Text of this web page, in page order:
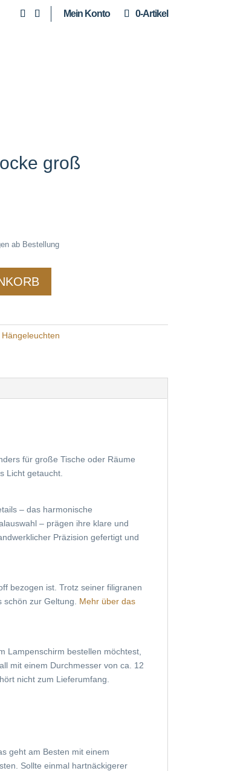
Mein Konto 0-Artikel
groß
ab Bestellung
Hängeleuchten
für große Tische oder Räume
Licht getaucht.
– das harmonische
– prägen ihre klare und
Präzision gefertigt und
bezogen ist. Trotz seiner filigranen
zur Geltung. Mehr über das
Lampenschirm bestellen möchtest,
mit einem Durchmesser von ca. 12
nicht zum Lieferumfang.
geht am Besten mit einem
Sollte einmal hartnäckigerer